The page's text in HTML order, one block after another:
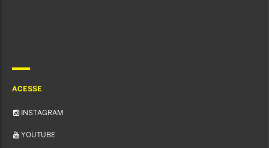
ACESSE
INSTAGRAM
YOUTUBE